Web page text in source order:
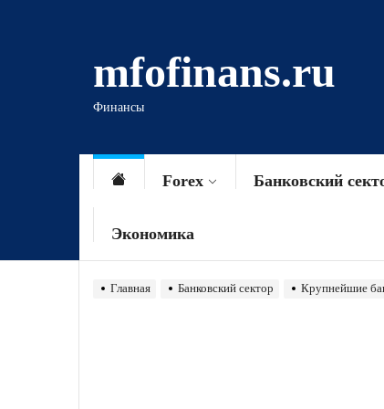
mfofinans.ru
Финансы
Forex Банковский
Экономика
Главная Банковский сектор Крупнейшие